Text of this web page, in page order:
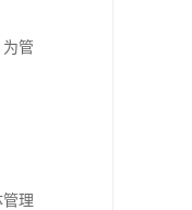
管
理